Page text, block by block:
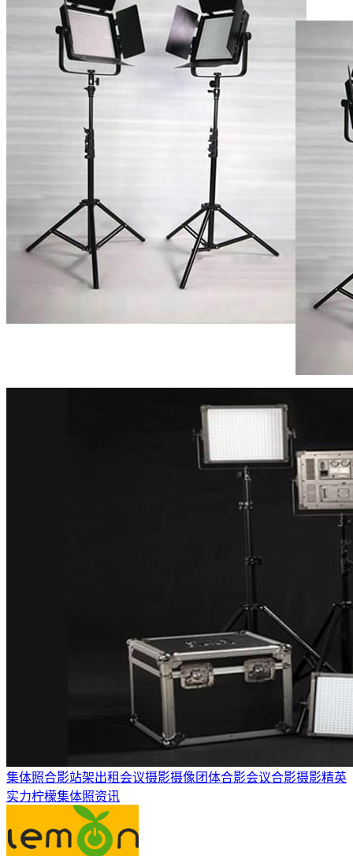
集体照合影站架出租 会议摄影摄像 团体合影会议合影摄影精英
实力柠檬集体照资讯